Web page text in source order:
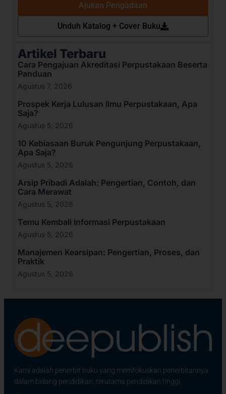
Ajukan Pengadaan
Unduh Katalog + Cover Buku
Artikel Terbaru
Cara Pengajuan Akreditasi Perpustakaan Beserta
Panduan
Agustus 7, 2026
Prospek Kerja Lulusan Ilmu Perpustakaan, Apa
Saja?
Agustus 5, 2026
10 Kebiasaan Buruk Pengunjung Perpustakaan,
Apa Saja?
Agustus 5, 2026
Arsip Pribadi Adalah: Pengertian, Contoh, dan
Cara Merawat
Agustus 5, 2026
Temu Kembali Informasi Perpustakaan
Agustus 5, 2026
Manajemen Kearsipan: Pengertian, Proses, dan
Praktik
Agustus 5, 2026
Kami adalah penerbit buku yang memfokuskan penerbitannya
dalam bidang pendidikan, terutama pendidikan tinggi.